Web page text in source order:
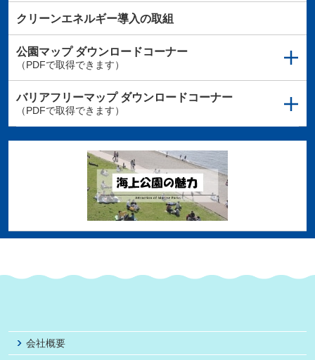
クリーンエネルギー導入の取組
公園マップダウンロードコーナー
（PDFで取得できます）
バリアフリーマップダウンロードコーナー
（PDFで取得できます）
会社概要